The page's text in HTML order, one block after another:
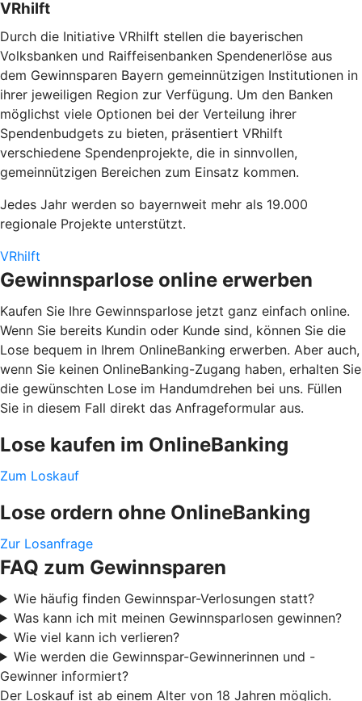
VRhilft
Durch die Initiative VRhilft stellen die bayerischen
Volksbanken und Raiffeisenbanken Spendenerlöse aus
dem Gewinnsparen Bayern gemeinnützigen Institutionen in
ihrer jeweiligen Region zur Verfügung. Um den Banken
möglichst viele Optionen bei der Verteilung ihrer
Spendenbudgets zu bieten, präsentiert VRhilft
verschiedene Spendenprojekte, die in sinnvollen,
gemeinnützigen Bereichen zum Einsatz kommen.
Jedes Jahr werden so bayernweit mehr als 19.000
regionale Projekte unterstützt.
VRhilft
Gewinnsparlose online erwerben
Kaufen Sie Ihre Gewinnsparlose jetzt ganz einfach online.
Wenn Sie bereits Kundin oder Kunde sind, können Sie die
Lose bequem in Ihrem OnlineBanking erwerben. Aber auch,
wenn Sie keinen OnlineBanking-Zugang haben, erhalten Sie
die gewünschten Lose im Handumdrehen bei uns. Füllen
Sie in diesem Fall direkt das Anfrageformular aus.
Lose kaufen im OnlineBanking
Zum Loskauf
Lose ordern ohne OnlineBanking
Zur Losanfrage
FAQ zum Gewinnsparen
Wie häufig finden Gewinnspar-Verlosungen statt?
Was kann ich mit meinen Gewinnsparlosen gewinnen?
Wie viel kann ich verlieren?
Wie werden die Gewinnspar-Gewinnerinnen und -
Gewinner informiert?
Der Loskauf ist ab einem Alter von 18 Jahren möglich.